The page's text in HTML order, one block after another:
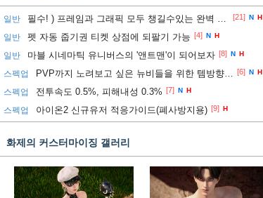
일반 필수! ) 프레임과 그래픽 모두 챙길수있는 완벽 세팅법!! [21] N H
일반 펫 자동 줍기권 티켓 상점에 되팔기 가능 [4] N H
일반 마블 시네마틱 유니버스의 '앤트맨'이 되어보자 [8] N H
스펙업 PVP까지 노려보고 싶은 뉴비들을 위한 템방향성 추천 [6] N H
스펙업 전투속도 0.5%, 피해내성 0.3% [7] N H
스펙업 아이온2 신규유저 적응가이드(폐사방지용) [9] H
화제의 커스터마이징 갤러리